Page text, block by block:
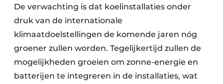
De verwachting is dat koelinstallaties onder
druk van de internationale
klimaatdoelstellingen de komende jaren nóg
groener zullen worden. Tegelijkertijd zullen de
mogelijkheden groeien om zonne-energie en
batterijen te integreren in de installaties, wat